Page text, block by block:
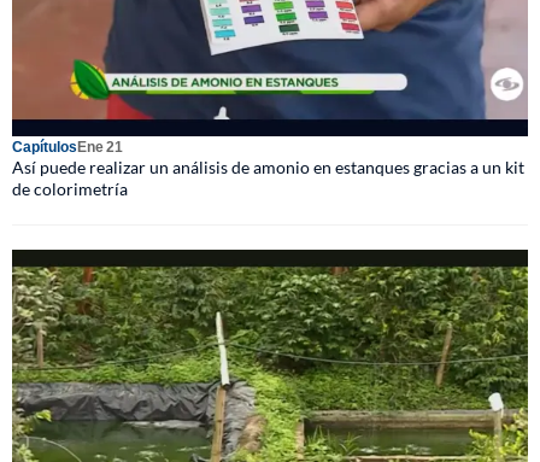
CapítulosEne 21
Así puede realizar un análisis de amonio en estanques gracias a un kit
de colorimetría